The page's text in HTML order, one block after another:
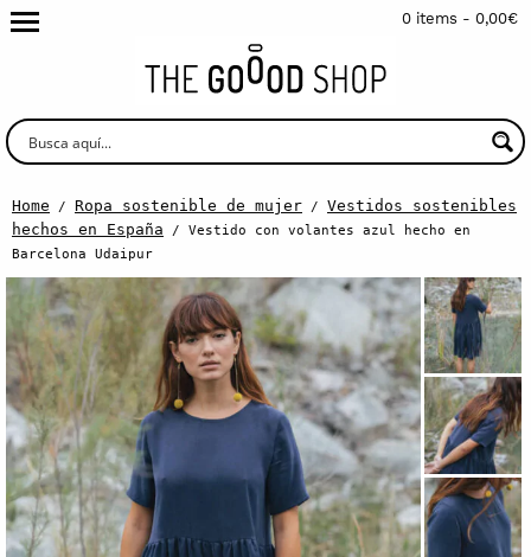
0 items - 0,00€
Home / Ropa sostenible de mujer / Vestidos sostenibles
hechos en España / Vestido con volantes azul hecho en
Barcelona Udaipur